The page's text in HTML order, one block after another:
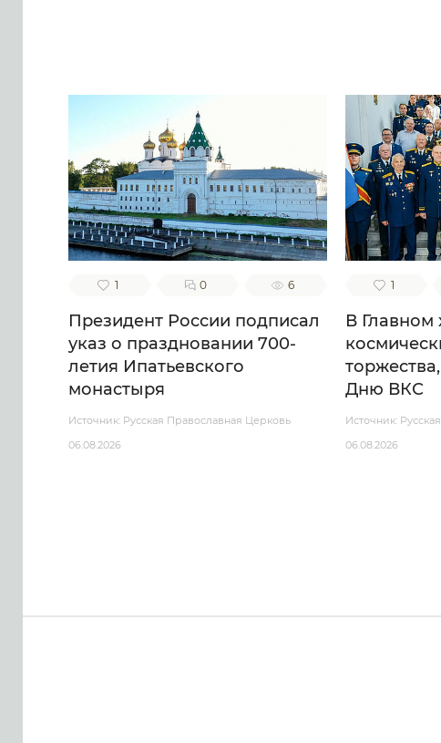
1 0 6
Президент России подписал
указ о праздновании 700-
летия Ипатьевского
монастыря
Источник: Русская Православная Церковь
06.08.2026
1
В
Дню ВКС
Источник:
06.08.2026